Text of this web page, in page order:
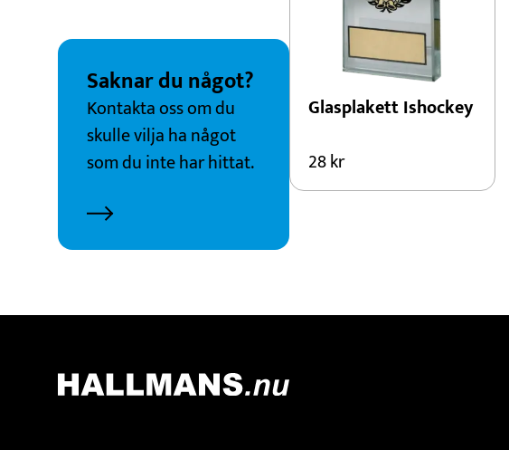
Saknar du något?
Kontakta oss om du
skulle vilja ha något
som du inte har hittat.
Glasplakett Ishockey
28kr